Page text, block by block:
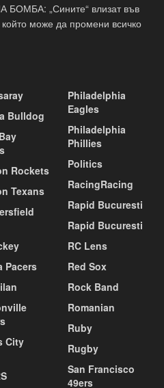
„Сините“ влизат във
може да промени всичко
Bulldog
Rockets
Texans
Pacers
City
Philadelphia
Eagles
Philadelphia
Phillies
Politics
RacingRacing
Rapid Bucuresti
Rapid Bucuresti
RC Lens
Red Sox
Rock Band
Romanian
Ruby
Rugby
San Francisco
49ers